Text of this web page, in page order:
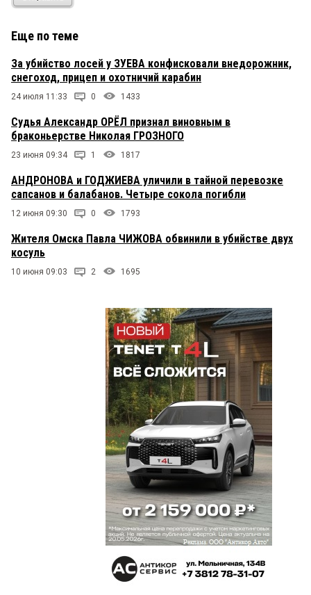
Еще по теме
За убийство лосей у ЗУЕВА конфисковали внедорожник,
снегоход, прицеп и охотничий карабин
24 июля 11:33 0 1433
Судья Александр ОРЁЛ признал виновным в
браконьерстве Николая ГРОЗНОГО
23 июня 09:34 1 1817
АНДРОНОВА и ГОДЖИЕВА уличили в тайной перевозке
сапсанов и балабанов. Четыре сокола погибли
12 июня 09:30 0 1793
Жителя Омска Павла ЧИЖОВА обвинили в убийстве двух
косуль
10 июня 09:03 2 1695